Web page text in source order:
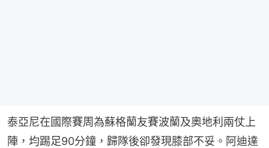
泰亞尼在國際賽周為蘇格蘭友賽波蘭及奧地利兩仗上
陣，均踢足90分鐘，歸隊後卻發現膝部不妥。阿迪達